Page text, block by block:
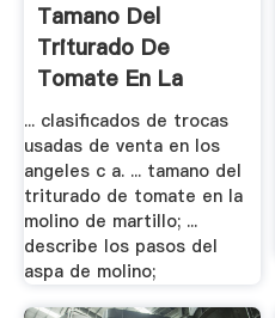
Tamano Del
Triturado De
Tomate En La
Molino De .
... clasificados de trocas
usadas de venta en los
angeles c a. ... tamano del
triturado de tomate en la
molino de martillo; ...
describe los pasos del
aspa de molino;